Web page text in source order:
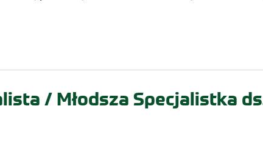
/ Młodsza Specjalistka